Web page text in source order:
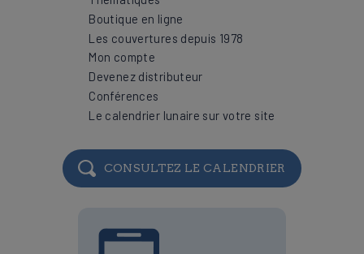
Boutique en ligne
Les couvertures depuis 1978
Mon compte
Devenez distributeur
Conférences
Le calendrier lunaire sur votre site
CONSULTEZ LE CALENDRIER